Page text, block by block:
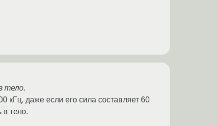
тело.
кГц, даже если его сила составляет 60
в тело.